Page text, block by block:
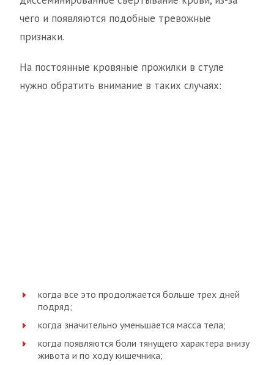
чего и появляются подобные тревожные
признаки.
На постоянные кровяные прожилки в стуле
нужно обратить внимание в таких случаях:
когда все это продолжается больше трех дней
подряд;
когда значительно уменьшается масса тела;
когда появляются боли тянущего характера внизу
живота и по ходу кишечника;